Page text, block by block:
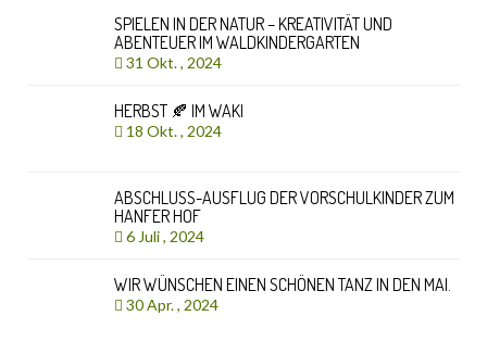
SPIELEN IN DER NATUR – KREATIVITÄT UND
ABENTEUER IM WALDKINDERGARTEN
31 Okt. , 2024
HERBST 🍂 IM WAKI
18 Okt. , 2024
ABSCHLUSS-AUSFLUG DER VORSCHULKINDER ZUM
HANFER HOF
6 Juli , 2024
WIR WÜNSCHEN EINEN SCHÖNEN TANZ IN DEN MAI.
30 Apr. , 2024